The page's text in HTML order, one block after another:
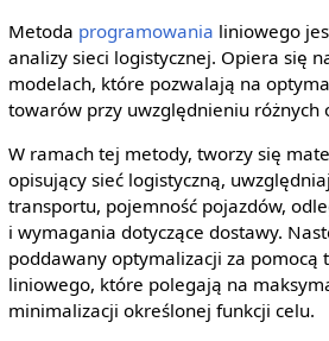
Metoda programowania liniowego
analizy sieci logistycznej. Opiera się
modelach, które pozwalają na
towarów przy uwzględnieniu różnych
W ramach tej metody, tworzy się
opisujący sieć logistyczną,
transportu, pojemność pojazdów,
i wymagania dotyczące dostawy.
poddawany optymalizacji za pomocą
liniowego, które polegają na
minimalizacji określonej funkcji celu.